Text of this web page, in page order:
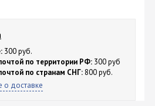
300 руб.
по территории РФ: 300 руб
по странам СНГ: 800 руб.
доставке